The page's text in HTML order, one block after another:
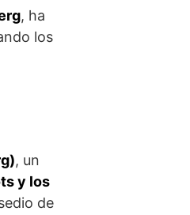
, ha
los
, un
y los
de